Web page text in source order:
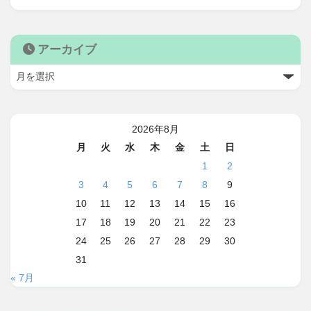
アーカイブ
2026年8月
月
火 水 木 金 土
日
1
2
3
4 5 6 7 8
9
10
11 12 13 14 15
16
17
18 19 20 21 22
23
24
25 26 27 28 29
30
31
« 7月